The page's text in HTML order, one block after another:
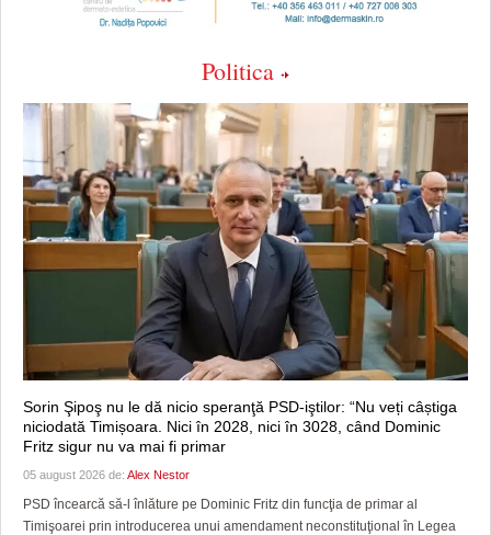
Politica
Sorin Şipoş nu le dă nicio speranţă PSD-iştilor: “Nu veți câștiga
niciodată Timișoara. Nici în 2028, nici în 3028, când Dominic
Fritz sigur nu va mai fi primar
05 august 2026 de: Alex Nestor
PSD încearcă să-l înlăture pe Dominic Fritz din funcţia de primar al
Timişoarei prin introducerea unui amendament neconstituţional în Legea